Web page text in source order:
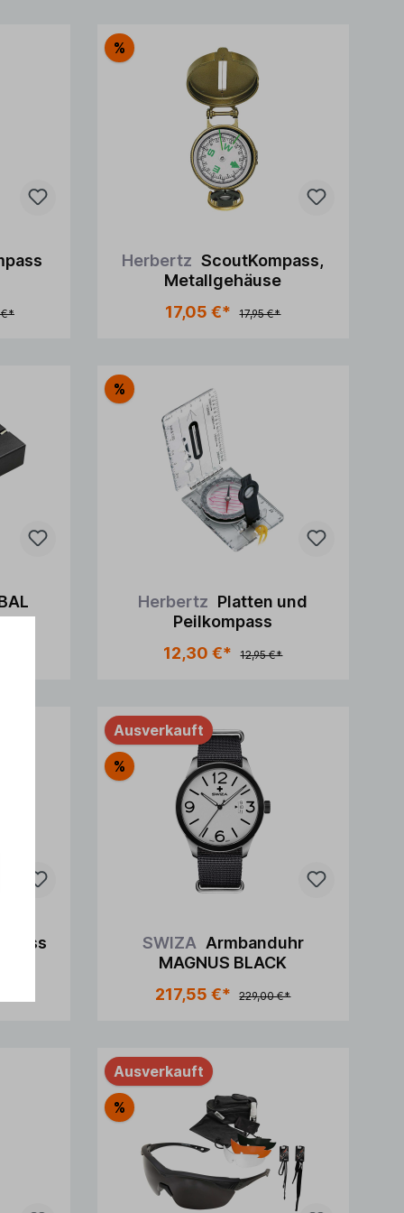
€*
Warenkorb
%
Herbertz ScoutKompass,
Metallgehäuse
17,05 €*
17,95 €*
In den Warenkorb
%
Herbertz Platten und
Peilkompass
12,30 €*
12,95 €*
In den Warenkorb
Ausverkauft
%
SWIZA Armbanduhr
MAGNUS BLACK
217,55 €*
229,00 €*
Ausverkauft
%